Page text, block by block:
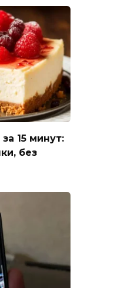
15 минут:
без